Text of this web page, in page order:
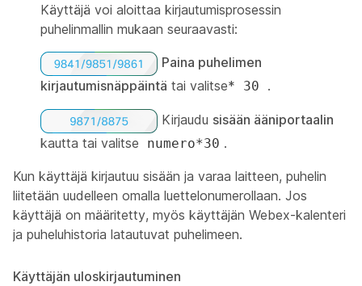
Käyttäjä voi aloittaa kirjautumisprosessin
puhelinmallin mukaan seuraavasti:
Paina puhelimen
kirjautumisnäppäintä tai valitse* 30 .
Kirjaudu sisään ääniportaalin
kautta tai valitse
numero*30 .
Kun käyttäjä kirjautuu sisään ja varaa laitteen, puhelin
liitetään uudelleen omalla luettelonumerollaan. Jos
käyttäjä on määritetty, myös käyttäjän Webex-kalenteri
ja puheluhistoria latautuvat puhelimeen.
Käyttäjän uloskirjautuminen